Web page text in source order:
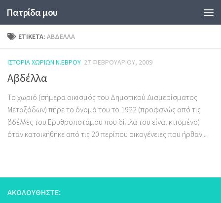
Skip to content
Πατρίδα μου
ΕΤΙΚΈΤΑ: ΑΒΔΈΛΛΑ
ΙΣΤΟΡΊΑ ΧΩΡΙΏΝ Ν.ΈΒΡΟΥ 27 ΦΕΒΡΟΥΑΡΊΟΥ, 2009
Αβδέλλα
Το χωριό (σήμερα οικισμός του Δημοτικού Διαμερίσματος
Μεταξάδων) πήρε το όνομά του το 1922 (προφανώς από τις
βδέλλες του Ερυθροποτάμου που δίπλα του είναι κτισμένο)
όταν κατοικήθηκε από τις 20 περίπου οικογένειες που ήρθαν...
ΑΚΟΛΟΥΘΉΣΤΕ: